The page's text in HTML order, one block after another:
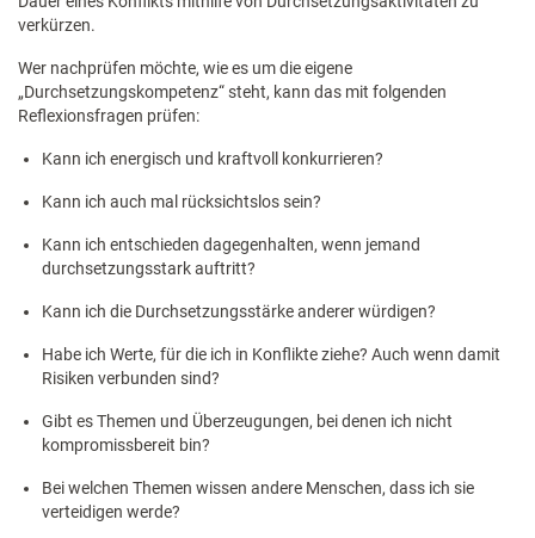
verkürzen.
Wer nachprüfen möchte, wie es um die eigene
„Durchsetzungskompetenz“ steht, kann das mit folgenden
Reflexionsfragen prüfen:
Kann ich energisch und kraftvoll konkurrieren?
Kann ich auch mal rücksichtslos sein?
Kann ich entschieden dagegenhalten, wenn jemand
durchsetzungsstark auftritt?
Kann ich die Durchsetzungsstärke anderer würdigen?
Habe ich Werte, für die ich in Konflikte ziehe? Auch wenn damit
Risiken verbunden sind?
Gibt es Themen und Überzeugungen, bei denen ich nicht
kompromissbereit bin?
Bei welchen Themen wissen andere Menschen, dass ich sie
verteidigen werde?